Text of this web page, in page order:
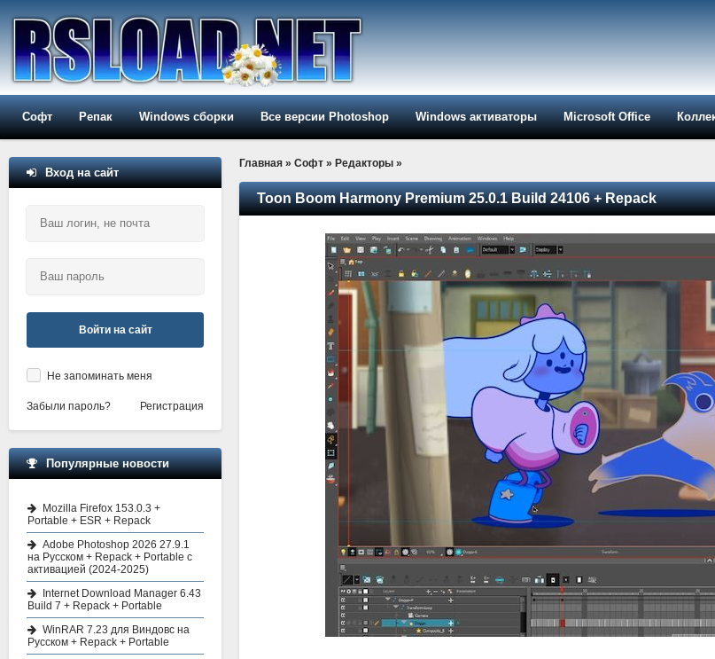
Софт Репак Windows сборки Все версии Photoshop Windows активаторы Microsoft Office
Главная » Софт » Редакторы »
Toon Boom Harmony Premium 25.0.1 Build 24106 + Repack
Вход на сайт
Войти на сайт
Не запоминать меня
Забыли пароль? Регистрация
Популярные новости
Mozilla Firefox 153.0.3 +
Portable + ESR + Repack
Adobe Photoshop 2026 27.9.1
на Русском + Repack + Portable с
активацией (2024-2025)
Internet Download Manager 6.43
Build 7 + Repack + Portable
WinRAR 7.23 для Виндовс на
Русском + Repack + Portable